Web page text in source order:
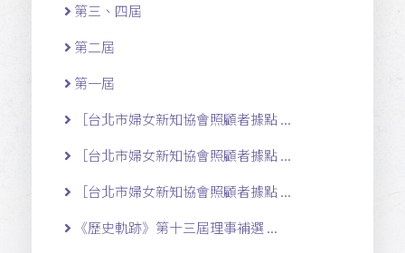
第三、四屆
第二屆
第一屆
［台北市婦女新知協會照顧者據點 ...
［台北市婦女新知協會照顧者據點 ...
［台北市婦女新知協會照顧者據點 ...
《歷史軌跡》第十三屆理事補選 ...